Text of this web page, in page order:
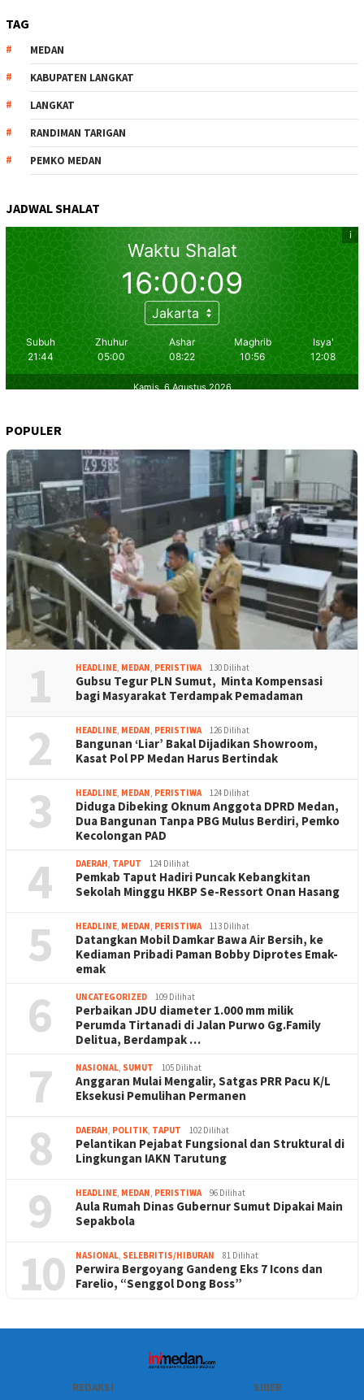
TAG
MEDAN
KABUPATEN LANGKAT
LANGKAT
RANDIMAN TARIGAN
PEMKO MEDAN
JADWAL SHALAT
POPULER
1 HEADLINE, MEDAN, PERISTIWA 130 Dilihat
Gubsu Tegur PLN Sumut, Minta Kompensasi
bagi Masyarakat Terdampak Pemadaman
2 HEADLINE, MEDAN, PERISTIWA 126 Dilihat
Bangunan ‘Liar’ Bakal Dijadikan Showroom,
Kasat Pol PP Medan Harus Bertindak
3 HEADLINE, MEDAN, PERISTIWA 124 Dilihat
Diduga Dibeking Oknum Anggota DPRD Medan,
Dua Bangunan Tanpa PBG Mulus Berdiri, Pemko
Kecolongan PAD
4 DAERAH, TAPUT 124 Dilihat
Pemkab Taput Hadiri Puncak Kebangkitan
Sekolah Minggu HKBP Se-Ressort Onan Hasang
5 HEADLINE, MEDAN, PERISTIWA 113 Dilihat
Datangkan Mobil Damkar Bawa Air Bersih, ke
Kediaman Pribadi Paman Bobby Diprotes Emak-
emak
6 UNCATEGORIZED 109 Dilihat
Perbaikan JDU diameter 1.000 mm milik
Perumda Tirtanadi di Jalan Purwo Gg.Family
Delitua, Berdampak …
7 NASIONAL, SUMUT 105 Dilihat
Anggaran Mulai Mengalir, Satgas PRR Pacu K/L
Eksekusi Pemulihan Permanen
8 DAERAH, POLITIK, TAPUT 102 Dilihat
Pelantikan Pejabat Fungsional dan Struktural di
Lingkungan IAKN Tarutung
9 HEADLINE, MEDAN, PERISTIWA 96 Dilihat
Aula Rumah Dinas Gubernur Sumut Dipakai Main
Sepakbola
10 NASIONAL, SELEBRITIS/HIBURAN 81 Dilihat
Perwira Bergoyang Gandeng Eks 7 Icons dan
Farelio, “Senggol Dong Boss”
REDAKSI SIBER